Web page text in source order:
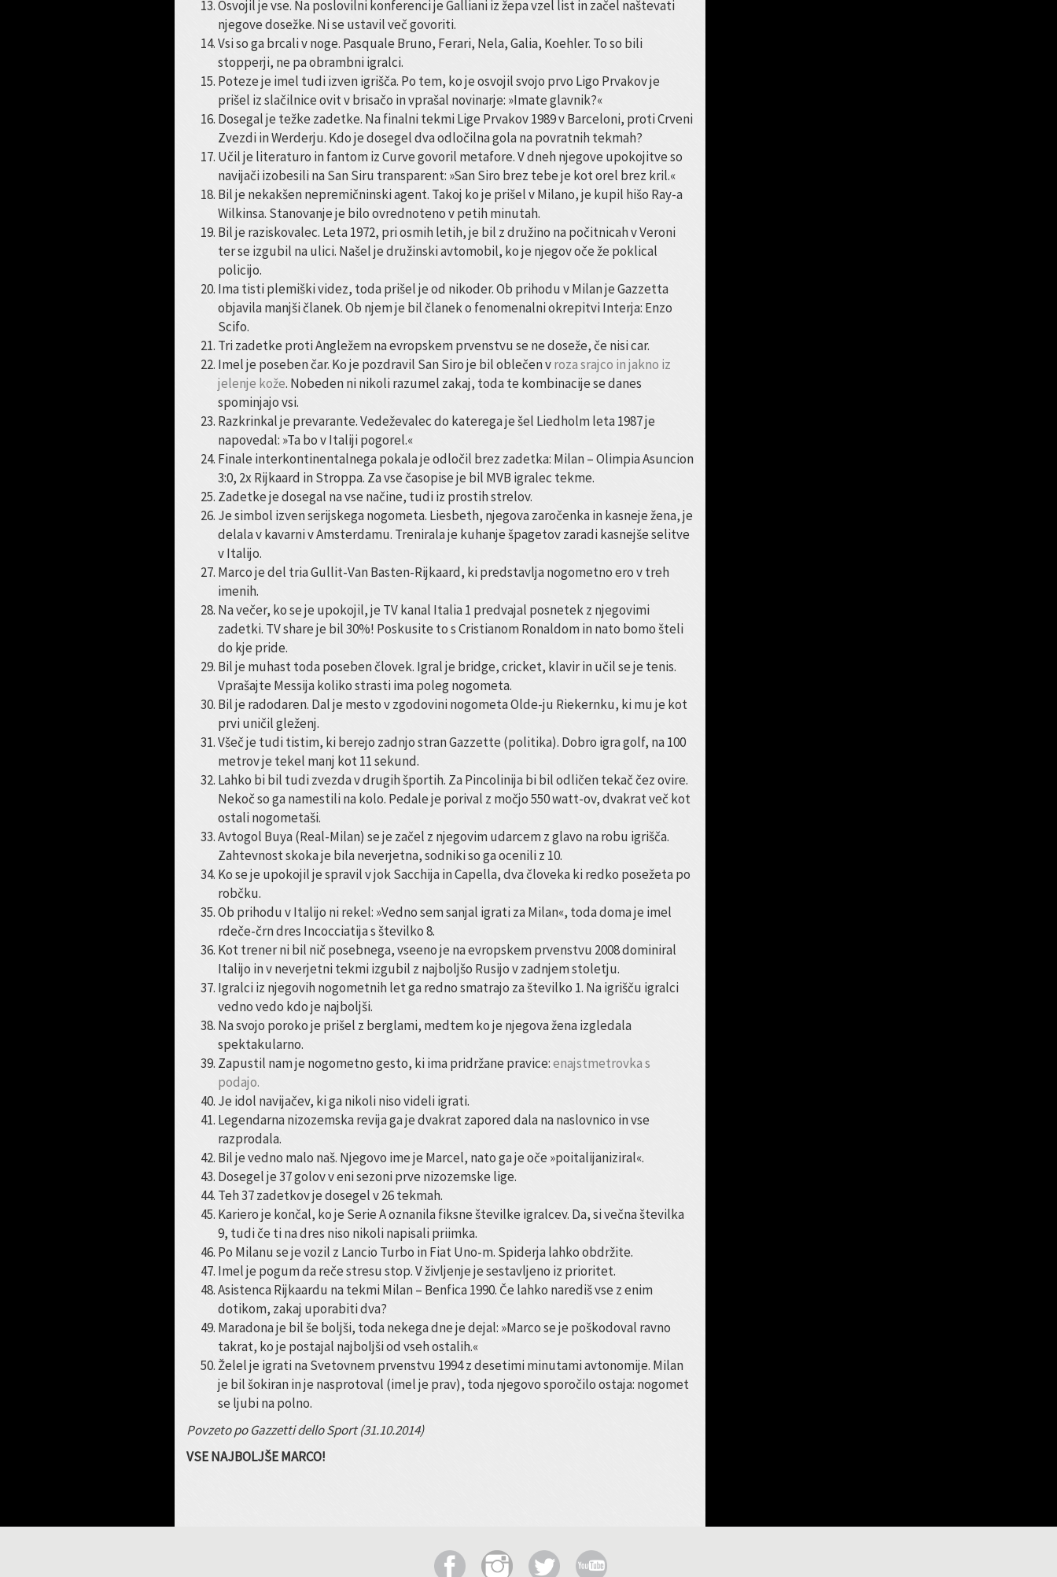
Osvojil je vse. Na poslovilni konferenci je Galliani iz žepa vzel list in začel naštevati
njegove dosežke. Ni se ustavil več govoriti.
Vsi so ga brcali v noge. Pasquale Bruno, Ferari, Nela, Galia, Koehler. To so bili
stopperji, ne pa obrambni igralci.
Poteze je imel tudi izven igrišča. Po tem, ko je osvojil svojo prvo Ligo Prvakov je
prišel iz slačilnice ovit v brisačo in vprašal novinarje: »Imate glavnik?«
Dosegal je težke zadetke. Na finalni tekmi Lige Prvakov 1989 v Barceloni, proti Crveni
Zvezdi in Werderju. Kdo je dosegel dva odločilna gola na povratnih tekmah?
Učil je literaturo in fantom iz Curve govoril metafore. V dneh njegove upokojitve so
navijači izobesili na San Siru transparent: »San Siro brez tebe je kot orel brez kril.«
Bil je nekakšen nepremičninski agent. Takoj ko je prišel v Milano, je kupil hišo Ray-a
Wilkinsa. Stanovanje je bilo ovrednoteno v petih minutah.
Bil je raziskovalec. Leta 1972, pri osmih letih, je bil z družino na počitnicah v Veroni
ter se izgubil na ulici. Našel je družinski avtomobil, ko je njegov oče že poklical
policijo.
Ima tisti plemiški videz, toda prišel je od nikoder. Ob prihodu v Milan je Gazzetta
objavila manjši članek. Ob njem je bil članek o fenomenalni okrepitvi Interja: Enzo
Scifo.
Tri zadetke proti Angležem na evropskem prvenstvu se ne doseže, če nisi car.
Imel je poseben čar. Ko je pozdravil San Siro je bil oblečen vroza srajco in jakno iz
jelenje kože. Nobeden ni nikoli razumel zakaj, toda te kombinacije se danes
spominjajo vsi.
Razkrinkal je prevarante. Vedeževalec do katerega je šel Liedholm leta 1987 je
napovedal: »Ta bo v Italiji pogorel.«
Finale interkontinentalnega pokala je odločil brez zadetka: Milan – Olimpia Asuncion
3:0, 2x Rijkaard in Stroppa. Za vse časopise je bil MVB igralec tekme.
Zadetke je dosegal na vse načine, tudi iz prostih strelov.
Je simbol izven serijskega nogometa. Liesbeth, njegova zaročenka in kasneje žena, je
delala v kavarni v Amsterdamu. Trenirala je kuhanje špagetov zaradi kasnejše selitve
v Italijo.
Marco je del tria Gullit-Van Basten-Rijkaard, ki predstavlja nogometno ero v treh
imenih.
Na večer, ko se je upokojil, je TV kanal Italia 1 predvajal posnetek z njegovimi
zadetki. TV share je bil 30%! Poskusite to s Cristianom Ronaldom in nato bomo šteli
do kje pride.
Bil je muhast toda poseben človek. Igral je bridge, cricket, klavir in učil se je tenis.
Vprašajte Messija koliko strasti ima poleg nogometa.
Bil je radodaren. Dal je mesto v zgodovini nogometa Olde-ju Riekernku, ki mu je kot
prvi uničil gleženj.
Všeč je tudi tistim, ki berejo zadnjo stran Gazzette (politika). Dobro igra golf, na 100
metrov je tekel manj kot 11 sekund.
Lahko bi bil tudi zvezda v drugih športih. Za Pincolinija bi bil odličen tekač čez ovire.
Nekoč so ga namestili na kolo. Pedale je porival z močjo 550 watt-ov, dvakrat več kot
ostali nogometaši.
Avtogol Buya (Real-Milan) se je začel z njegovim udarcem z glavo na robu igrišča.
Zahtevnost skoka je bila neverjetna, sodniki so ga ocenili z 10.
Ko se je upokojil je spravil v jok Sacchija in Capella, dva človeka ki redko posežeta po
robčku.
Ob prihodu v Italijo ni rekel: »Vedno sem sanjal igrati za Milan«, toda doma je imel
rdeče-črn dres Incocciatija s številko 8.
Kot trener ni bil nič posebnega, vseeno je na evropskem prvenstvu 2008 dominiral
Italijo in v neverjetni tekmi izgubil z najboljšo Rusijo v zadnjem stoletju.
Igralci iz njegovih nogometnih let ga redno smatrajo za številko 1. Na igrišču igralci
vedno vedo kdo je najboljši.
Na svojo poroko je prišel z berglami, medtem ko je njegova žena izgledala
spektakularno.
Zapustil nam je nogometno gesto, ki ima pridržane pravice:enajstmetrovka s
podajo.
Je idol navijačev, ki ga nikoli niso videli igrati.
Legendarna nizozemska revija ga je dvakrat zapored dala na naslovnico in vse
razprodala.
Bil je vedno malo naš. Njegovo ime je Marcel, nato ga je oče »poitalijaniziral«.
Dosegel je 37 golov v eni sezoni prve nizozemske lige.
Teh 37 zadetkov je dosegel v 26 tekmah.
Kariero je končal, ko je Serie A oznanila fiksne številke igralcev. Da, si večna številka
9, tudi če ti na dres niso nikoli napisali priimka.
Po Milanu se je vozil z Lancio Turbo in Fiat Uno-m. Spiderja lahko obdržite.
Imel je pogum da reče stresu stop. V življenje je sestavljeno iz prioritet.
Asistenca Rijkaardu na tekmi Milan – Benfica 1990. Če lahko narediš vse z enim
dotikom, zakaj uporabiti dva?
Maradona je bil še boljši, toda nekega dne je dejal: »Marco se je poškodoval ravno
takrat, ko je postajal najboljši od vseh ostalih.«
Želel je igrati na Svetovnem prvenstvu 1994 z desetimi minutami avtonomije. Milan
je bil šokiran in je nasprotoval (imel je prav), toda njegovo sporočilo ostaja: nogomet
se ljubi na polno.
Povzeto po Gazzetti dello Sport (31.10.2014)
VSE NAJBOLJŠE MARCO!